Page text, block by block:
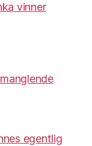
vinner
egentlig